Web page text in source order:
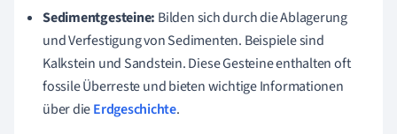
Sedimentgesteine: Bilden sich durch die Ablagerung
und Verfestigung von Sedimenten. Beispiele sind
Kalkstein und Sandstein. Diese Gesteine enthalten oft
fossile Überreste und bieten wichtige Informationen
über dieErdgeschichte.